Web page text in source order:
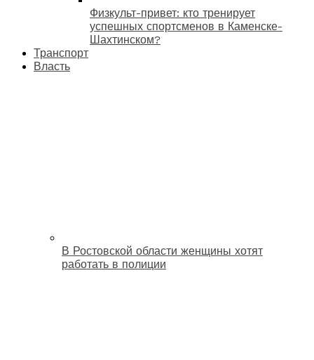
Физкульт-привет: кто тренирует
успешных спортсменов в Каменске-
Шахтинском?
Транспорт
Власть
В Ростовской области женщины хотят
работать в полиции